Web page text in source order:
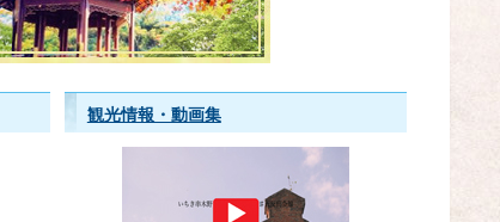
観光情報・動画集